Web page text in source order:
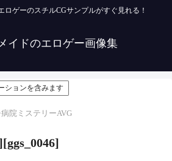
ロゲーのスチルCGサンプルがすぐ見れる！
イドのエロゲー画像集
ションを含みます
院ミステリーAVG